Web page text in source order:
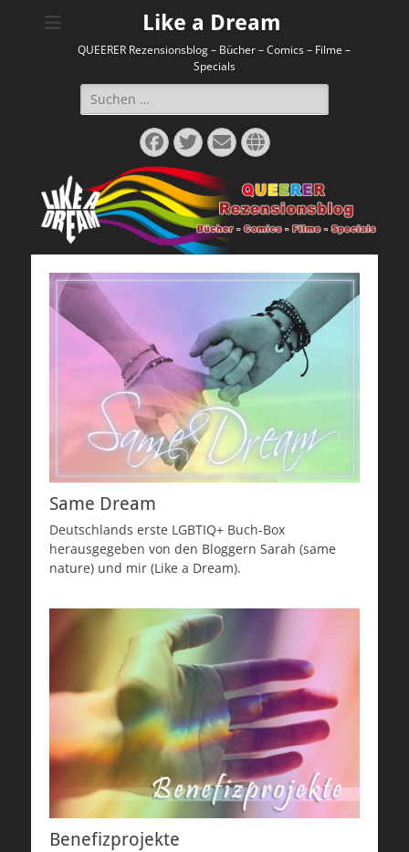
Like a Dream
QUEERER Rezensionsblog – Bücher – Comics – Filme –
Specials
Suchen
nach:
Facebook
Twitter
E-
Mail
Website
Same Dream
Deutschlands erste LGBTIQ+ Buch-Box
herausgegeben von den Bloggern Sarah (same
nature) und mir (Like a Dream).
Benefizprojekte